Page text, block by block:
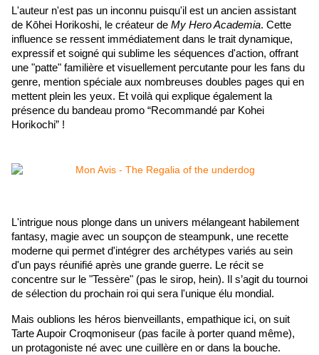
L'auteur n'est pas un inconnu puisqu'il est un ancien assistant
de Kōhei Horikoshi, le créateur de My Hero Academia. Cette
influence se ressent immédiatement dans le trait dynamique,
expressif et soigné qui sublime les séquences d'action, offrant
une "patte" familière et visuellement percutante pour les fans du
genre, mention spéciale aux nombreuses doubles pages qui en
mettent plein les yeux. Et voilà qui explique également la
présence du bandeau promo “Recommandé par Kohei
Horikochi” !
L'intrigue nous plonge dans un univers mélangeant habilement
fantasy, magie avec un soupçon de steampunk, une recette
moderne qui permet d'intégrer des archétypes variés au sein
d'un pays réunifié après une grande guerre. Le récit se
concentre sur le "Tessère" (pas le sirop, hein). Il s’agit du tournoi
de sélection du prochain roi qui sera l'unique élu mondial.
Mais oublions les héros bienveillants, empathique ici, on suit
Tarte Aupoir Croqmoniseur (pas facile à porter quand même),
un protagoniste né avec une cuillère en or dans la bouche.